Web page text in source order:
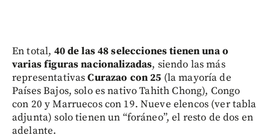
En total, 40 de las 48 selecciones tienen una o
varias figuras nacionalizadas, siendo las más
representativasCurazao con 25 (la mayoría de
Países Bajos, solo es nativo Tahith Chong), Congo
con 20 y Marruecos con 19. Nueve elencos (ver tabla
adjunta) solo tienen un “foráneo”, el resto de dos en
adelante.